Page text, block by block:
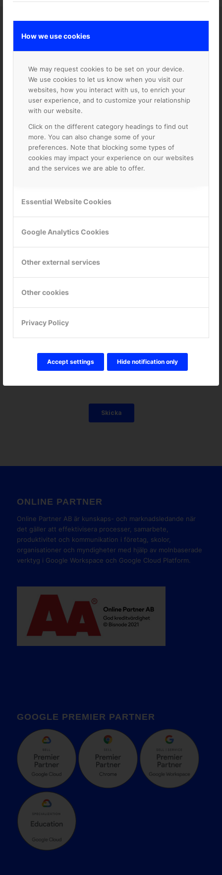
How we use cookies
We may request cookies to be set on your device.
We use cookies to let us know when you visit our
websites, how you interact with us, to enrich your
user experience, and to customize your relationship
with our website.
Click on the different category headings to find out
more. You can also change some of your
preferences. Note that blocking some types of
cookies may impact your experience on our websites
and the services we are able to offer.
Essential Website Cookies
Google Analytics Cookies
Other external services
Other cookies
Privacy Policy
Accept settings Hide notification only
Fyll i formuläret så hjälper
vi dig med smidigare
betalningar av Google
Cloud Platform
ONLINE PARTNER
Online Partner AB är kunskaps- och marknadsledande när
det gäller att effektivisera processer, samarbete,
produktivitet och kommunikation i företag, skolor,
organisationer och myndigheter med hjälp av molnbaserade
verktyg i Google Workspace och Google Cloud Platform.
GOOGLE PREMIER PARTNER